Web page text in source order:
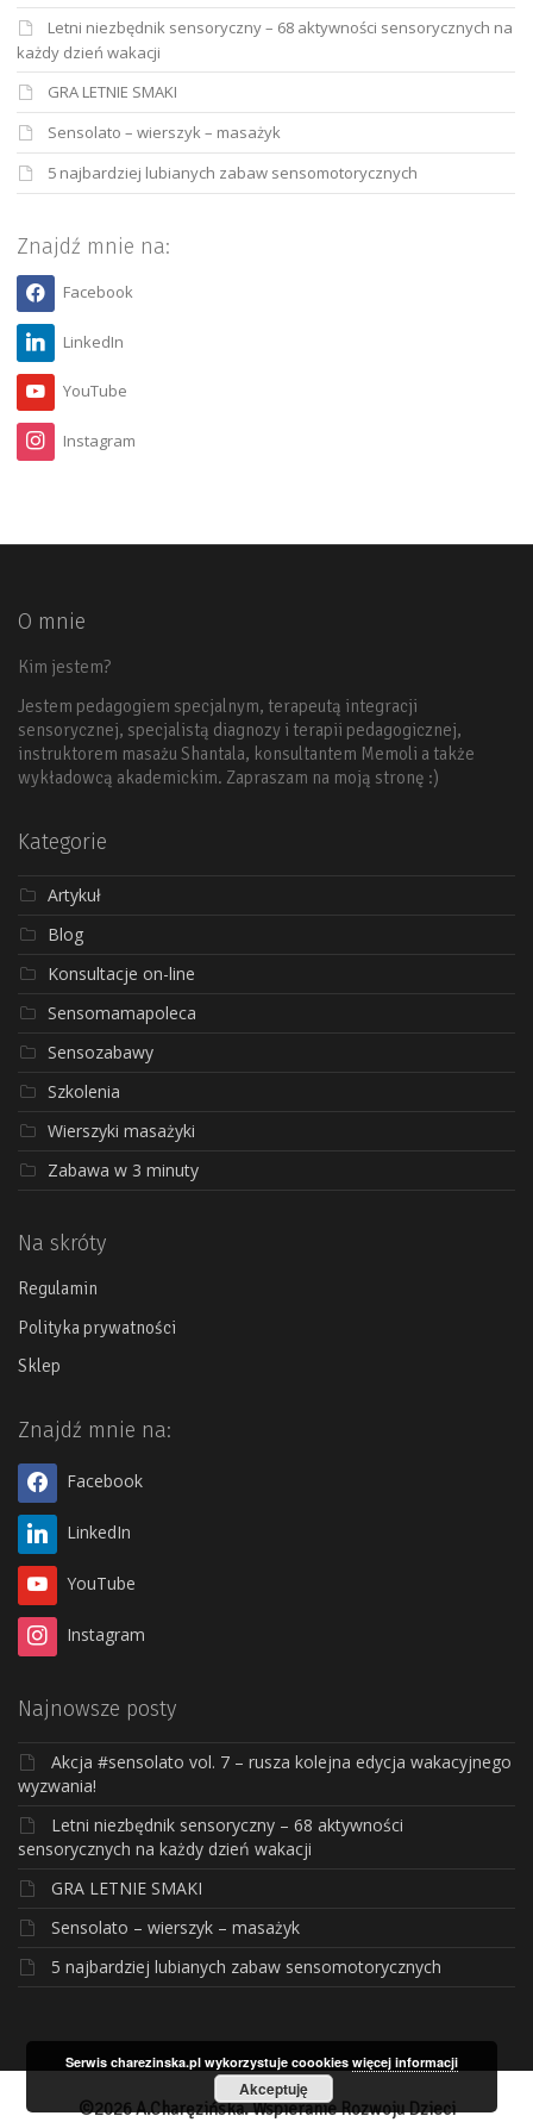
Letni niezbędnik sensoryczny – 68 aktywności sensorycznych na
każdy dzień wakacji
GRA LETNIE SMAKI
Sensolato – wierszyk – masażyk
5 najbardziej lubianych zabaw sensomotorycznych
Znajdź mnie na:
Facebook
LinkedIn
YouTube
Instagram
O mnie
Kim jestem?
Jestem pedagogiem specjalnym, terapeutą integracji
sensorycznej, specjalistą diagnozy i terapii pedagogicznej,
instruktorem masażu Shantala, konsultantem Memoli a także
wykładowcą akademickim. Zapraszam na moją stronę :)
Kategorie
Artykuł
Blog
Konsultacje on-line
Sensomamapoleca
Sensozabawy
Szkolenia
Wierszyki masażyki
Zabawa w 3 minuty
Na skróty
Regulamin
Polityka prywatności
Sklep
Znajdź mnie na:
Facebook
LinkedIn
YouTube
Instagram
Najnowsze posty
Akcja #sensolato vol. 7 – rusza kolejna edycja wakacyjnego
wyzwania!
Letni niezbędnik sensoryczny – 68 aktywności
sensorycznych na każdy dzień wakacji
GRA LETNIE SMAKI
Sensolato – wierszyk – masażyk
5 najbardziej lubianych zabaw sensomotorycznych
©2026 A.Charęzińska. Wspieranie Rozwoju Dzieci
Serwis charezinska.pl wykorzystuje coookieswięcej informacji
Akceptuję